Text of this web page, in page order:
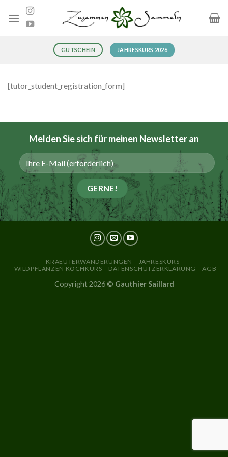
Inhalt
GUTSCHEIN JAHRESKURS 2026
[tutor_student_registration_form]
Melden Sie sich für meinen Newsletteran
KRAEUTERWANDERUNGEN
JAHRESKURS
WILDPFLANZEN KOCHKURS
DATENSCHUTZERKLÄRUNG AGB
Copyright 2026 © Gauthier Saillard